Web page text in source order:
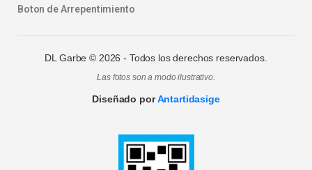
Boton de Arrepentimiento
DL Garbe © 2026 - Todos los derechos reservados.
Las fotos son a modo ilustrativo.
Diseñado porAntartidasige